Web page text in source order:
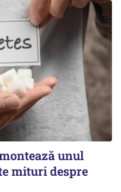
unul
mituri despre